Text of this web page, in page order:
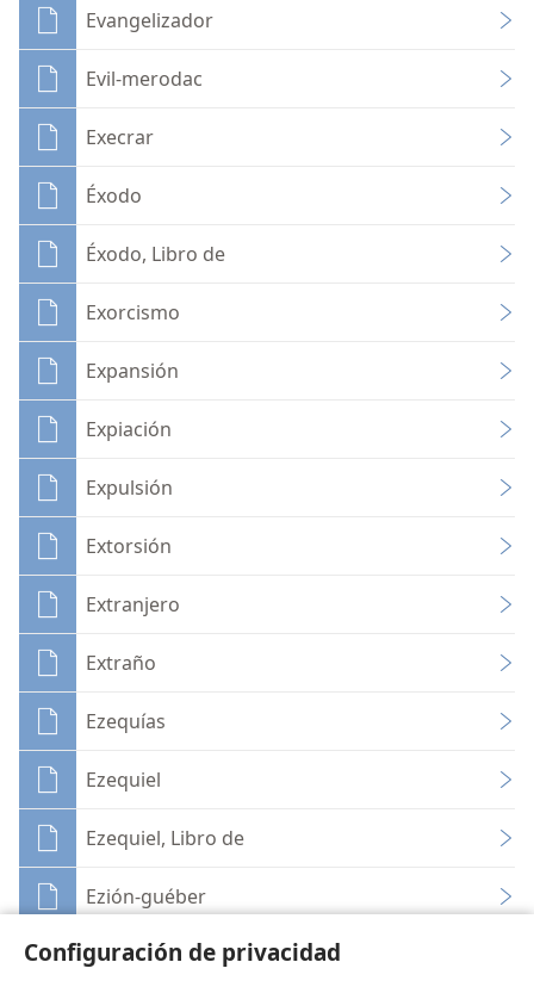
Configuración de privacidad
Evangelizador
Evil-merodac
Execrar
Éxodo
Éxodo, Libro de
Exorcismo
Expansión
Expiación
Expulsión
Extorsión
Extranjero
Extraño
Ezequías
Ezequiel
Ezequiel, Libro de
Ezión-guéber